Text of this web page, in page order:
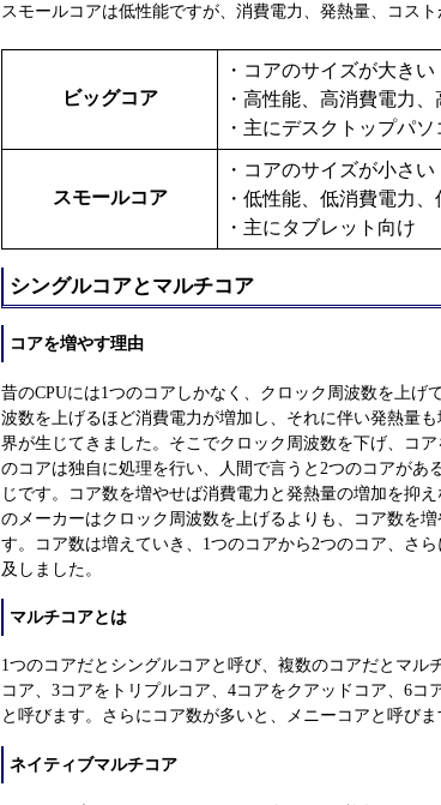
スモールコアは低性能ですが、消費電力、発熱量、コスト
ビッグコア
・コアのサイズが大きい
・高性能、高消費電力
・主にデスクトップパ
スモールコア
・コアのサイズが小さい
・低性能、低消費電力
・主にタブレット向け
シングルコアとマルチコア
コアを増やす理由
昔のCPUには1つのコアしかなく、クロック周波数を上げ
波数を上げるほど消費電力が増加し、それに伴い発熱量
界が生じてきました。そこでクロック周波数を下げ、コ
のコアは独自に処理を行い、人間で言うと2つのコアがあ
じです。コア数を増やせば消費電力と発熱量の増加を抑
のメーカーはクロック周波数を上げるよりも、コア数を
す。コア数は増えていき、1つのコアから2つのコア、さ
及しました。
マルチコアとは
1つのコアだとシングルコアと呼び、複数のコアだとマル
コア、3コアをトリプルコア、4コアをクアッドコア、6コ
と呼びます。さらにコア数が多いと、メニーコアと呼びま
ネイティブマルチコア